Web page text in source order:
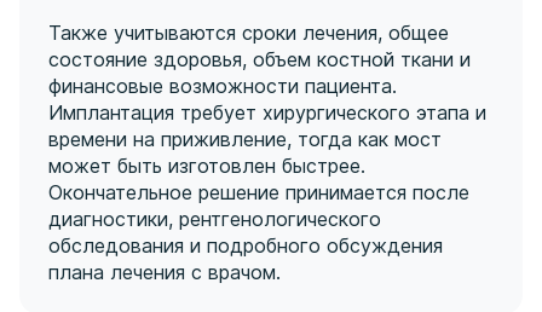
Также учитываются сроки лечения, общее
состояние здоровья, объем костной ткани и
финансовые возможности пациента.
Имплантация требует хирургического этапа и
времени на приживление, тогда как мост
может быть изготовлен быстрее.
Окончательное решение принимается после
диагностики, рентгенологического
обследования и подробного обсуждения
плана лечения с врачом.